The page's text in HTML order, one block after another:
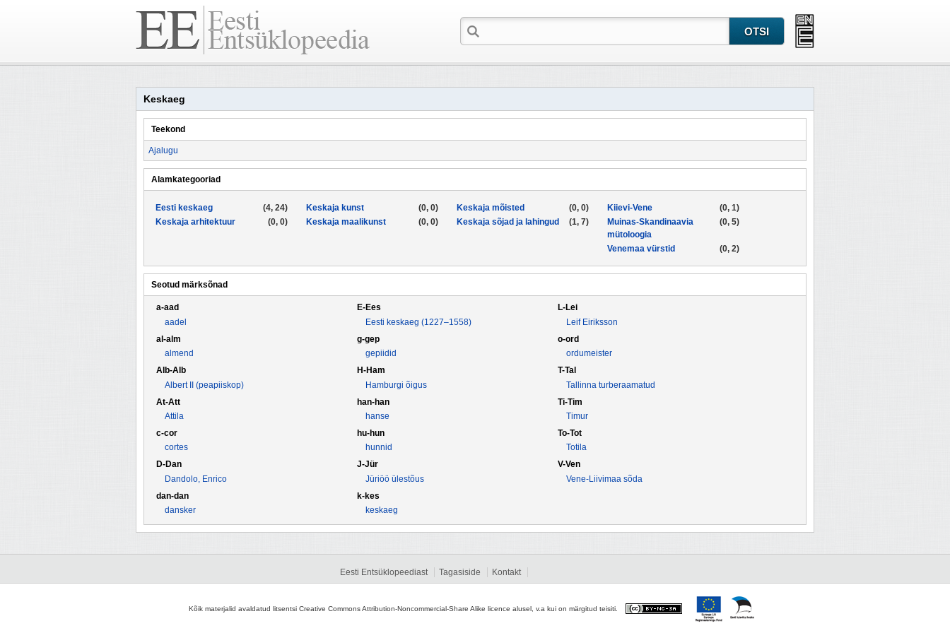
Keskaeg
Teekond
Ajalugu
Alamkategooriad
(4, 24)
Eesti keskaeg
(0, 0)
Keskaja arhitektuur
(0, 0)
Keskaja kunst
(0, 0)
Keskaja maalikunst
(0, 0)
Keskaja mõisted
(1, 7)
Keskaja sõjad ja lahingud
(0, 1)
Kiievi-Vene
(0, 5)
Muinas-Skandinaavia
mütoloogia
(0, 2)
Venemaa vürstid
Seotud märksõnad
a-aad
aadel
al-alm
almend
Alb-Alb
Albert II (peapiiskop)
At-Att
Attila
c-cor
cortes
D-Dan
Dandolo, Enrico
dan-dan
dansker
E-Ees
Eesti keskaeg (1227–1558)
g-gep
gepiidid
H-Ham
Hamburgi õigus
han-han
hanse
hu-hun
hunnid
J-Jür
Jüriöö ülestõus
k-kes
keskaeg
L-Lei
Leif Eiriksson
o-ord
ordumeister
T-Tal
Tallinna turberaamatud
Ti-Tim
Timur
To-Tot
Totila
V-Ven
Vene-Liivimaa sõda
Eesti Entsüklopeediast Tagasiside Kontakt
Kõik materjalid avaldatud litsentsi Creative Commons Attribution-Noncommercial-Share Alike licence alusel, v.a kui on märgitud teisiti.